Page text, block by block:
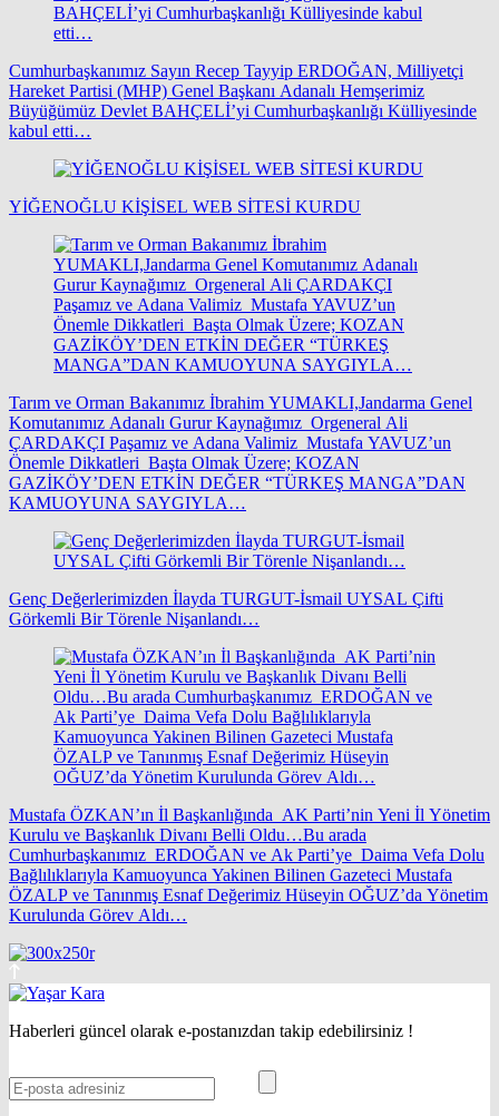
Cumhurbaşkanımız Sayın Recep Tayyip ERDOĞAN, Milliyetçi
Hareket Partisi (MHP) Genel Başkanı Adanalı Hemşerimiz
Büyüğümüz Devlet BAHÇELİ’yi Cumhurbaşkanlığı Külliyesinde
kabul etti…
YİĞENOĞLU KİŞİSEL WEB SİTESİ KURDU
Tarım ve Orman Bakanımız İbrahim YUMAKLI,Jandarma Genel
Komutanımız Adanalı Gurur Kaynağımız Orgeneral Ali
ÇARDAKÇI Paşamız ve Adana Valimiz Mustafa YAVUZ’un
Önemle Dikkatleri Başta Olmak Üzere; KOZAN
GAZİKÖY’DEN ETKİN DEĞER “TÜRKEŞ MANGA”DAN
KAMUOYUNA SAYGIYLA…
Genç Değerlerimizden İlayda TURGUT-İsmail UYSAL Çifti
Görkemli Bir Törenle Nişanlandı…
Mustafa ÖZKAN’ın İl Başkanlığında AK Parti’nin Yeni İl Yönetim
Kurulu ve Başkanlık Divanı Belli Oldu…Bu arada
Cumhurbaşkanımız ERDOĞAN ve Ak Parti’ye Daima Vefa Dolu
Bağlılıklarıyla Kamuoyunca Yakinen Bilinen Gazeteci Mustafa
ÖZALP ve Tanınmış Esnaf Değerimiz Hüseyin OĞUZ’da Yönetim
Kurulunda Görev Aldı…
Haberleri güncel olarak e-postanızdan takip edebilirsiniz !